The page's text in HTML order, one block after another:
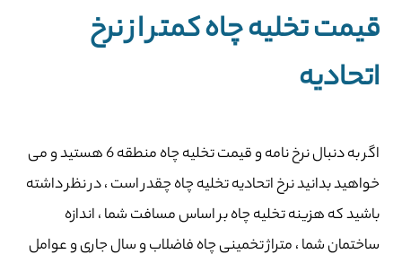
قیمت تخلیه چاه کمتر از نرخ
اتحادیه
اگر به دنبال نرخ نامه و قیمت تخلیه چاه منطقه 6 هستید و می
خواهید بدانید نرخ اتحادیه تخلیه چاه چقدر است ، در نظر داشته
باشید که هزینه تخلیه چاه بر اساس مسافت شما ، اندازه
ساختمان شما ، متراژ تخمینی چاه فاضلاب و سال جاری و عوامل